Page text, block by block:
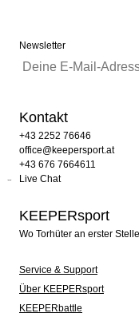
Newsletter
Kontakt
+43 2252 76646
office@keepersport.at
+43 676 7664611
Live Chat
KEEPERsport
Wo Torhüter an erster
Service & Support
Über KEEPERsport
KEEPERbattle